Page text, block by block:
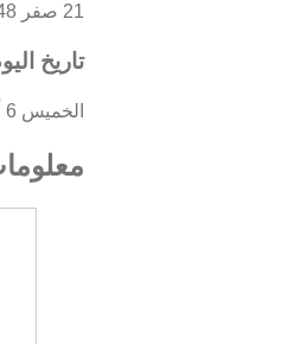
21 صفر 1448 ه
تاريخ
الخميس 6 أغسطس 2026 م